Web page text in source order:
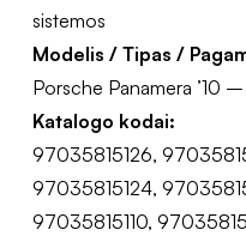
sistemos
Modelis / Tipas /
Porsche Panamera ’10 –
Katalogo kodai:
97035815126,
97035815124,
97035815110,